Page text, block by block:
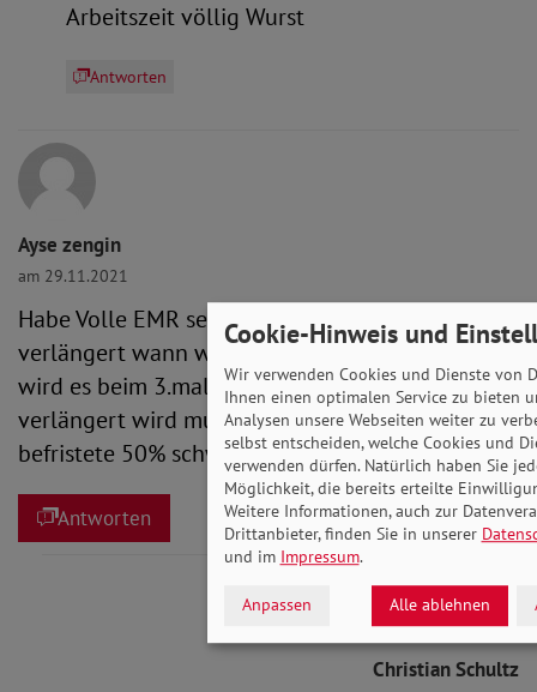
Arbeitszeit völlig Wurst
Antworten
Ayse zengin
am 29.11.2021
Habe Volle EMR seit 2018 -2023 zwei mal
verlängert wann wird es unbefristet verlängert
wird es beim 3.mal oder egal wie viel jahre
verlängert wird muss ich 9jahre voll haben habe
befristete 50% schwerbehinderung bis 07/2023
Antworten
Christian Schultz
Cookie-Hinweis und
Wir verwenden Cookies und Dienste von
Ihnen einen optimalen Service zu bieten
Analysen unsere Webseiten weiter zu
selbst entscheiden, welche Cookies und
verwenden dürfen. Natürlich haben Sie
Möglichkeit, die bereits erteilte
Weitere Informationen, auch zur
Drittanbieter, finden Sie in unserer
und im Impressum.
Anpassen Alle ablehnen